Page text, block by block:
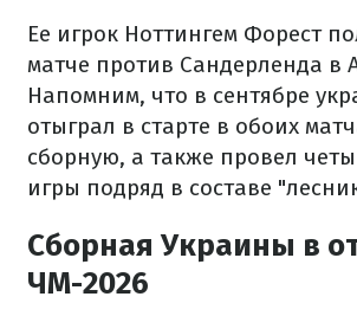
Ее игрок Ноттингем Форест
матче против Сандерленда в
Напомним, что в сентябре
отыграл в старте в обоих
сборную, а также провел
игры подряд в составе
Сборная Украины в
ЧМ-2026